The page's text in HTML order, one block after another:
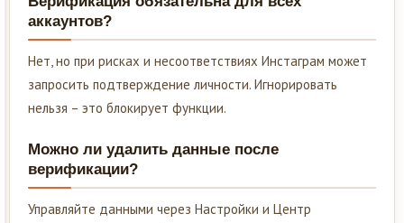
аккаунтов?
Нет, но при рисках и несоответствиях Инстаграм может
запросить подтверждение личности. Игнорировать
нельзя – это блокирует функции.
Можно ли удалить данные после
верификации?
Управляйте данными через Настройки и Центр